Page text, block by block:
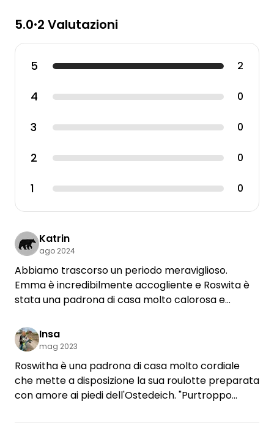
5.0•2 Valutazioni
5 2
4 0
3 0
2 0
1 0
Katrin
ago 2024
Abbiamo trascorso un periodo meraviglioso.
Emma è incredibilmente accogliente e Roswita è
stata una padrona di casa molto calorosa e
Insa
mag 2023
Roswitha è una padrona di casa molto cordiale
che mette a disposizione la sua roulotte preparata
con amore ai piedi dell'Ostedeich. "Purtroppo
molto. La zona è molto bella e invita a tornare. E